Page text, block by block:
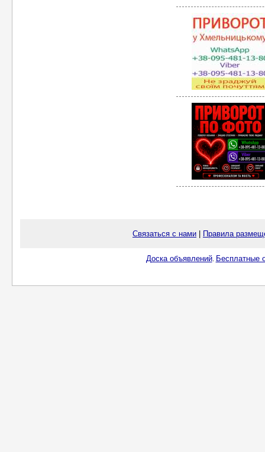
Связаться с нами Правила
Доска объявлений. Бесплатные